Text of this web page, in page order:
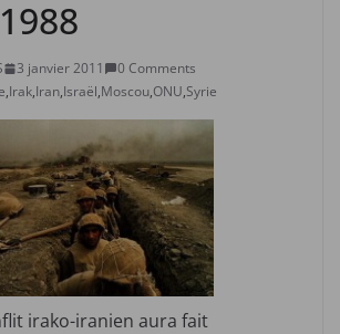
3 janvier 2011
0 Comments
,Irak,Iran,Israël,Moscou,ONU,Syrie
irako-iranien aura fait